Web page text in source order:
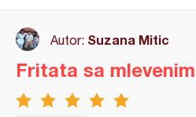
Autor: Suzana Mitic
Fritata sa